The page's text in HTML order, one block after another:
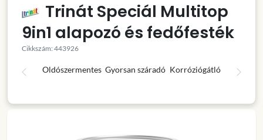
Trinát Speciál Multitop
9in1 alapozó és fedőfesték
Cikkszám: 443926
Oldószermentes Gyorsan száradó Korróziógátló